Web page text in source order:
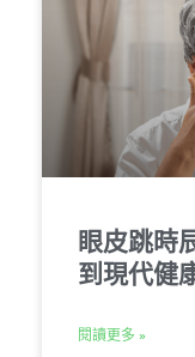
眼皮跳時
到現代健
閱讀更多 »